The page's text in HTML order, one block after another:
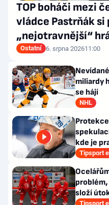
TOP boháči mezi
vládce Pastrňák
„nejotravnější“
Ostatní 6. srpna 202611:00
miliardy
se hájí
NHL
Protekce
kde je
Tipsport
problém,
složí
Tipsport